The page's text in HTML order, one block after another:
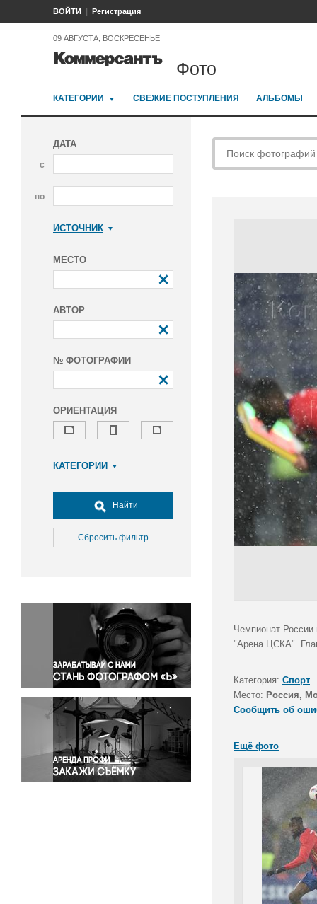
ВОЙТИ Регистрация
09 АВГУСТА, ВОСКРЕСЕНЬЕ
Фото
КАТЕГОРИИ СВЕЖИЕ ПОСТУПЛЕНИЯ АЛЬБОМЫ
ДАТА
с
по
ИСТОЧНИК
МЕСТО
АВТОР
№ ФОТОГРАФИИ
ОРИЕНТАЦИЯ
КАТЕГОРИИ
Досуг, туризм и отдых
Культура
Медицина
Окружающая среда
Политика
Правосудие
Происшествия и конфликты
Религия
Светская жизнь
Спорт
Экология
Экономика и бизнес
Найти
Сбросить фильтр
Чемпионат
"Арена ЦСКА".
Категория: Спорт
Место: Россия,
Сообщить об
Ещё фото